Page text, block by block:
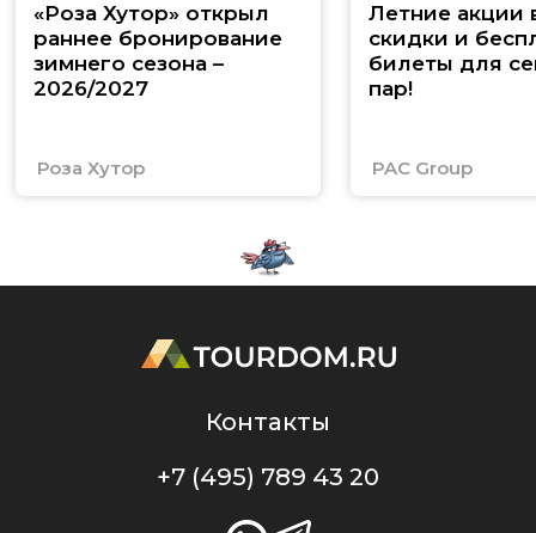
«Роза Хутор» открыл
раннее бронирование
зимнего сезона –
2026/2027
Роза Хутор
Летние акции
скидки и
билеты для
пар!
PAC Group
Контакты
+7 (495) 789 43 20